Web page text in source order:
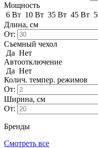
Мощность
6 Вт 10 Вт 35 Вт 45 Вт
Длина, см
От:
Съемный чехол
Да Нет
Автоотключение
Да Нет
Колич. темпер. режимов
От:
Ширина, см
От:
Бренды
Смотреть все